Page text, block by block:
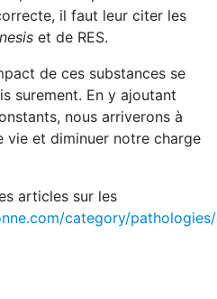
il faut leur citer les
et de RES.
de ces substances se
surement. En y ajoutant
nous arriverons à
vie et diminuer notre charge
articles sur les
category/